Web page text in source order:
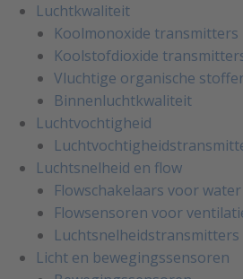
Luchtkwaliteit
Koolmonoxide transmitters
Koolstofdioxide
Vluchtige organische
Binnenluchtkwaliteit
Luchtvochtigheid
Luchtsnelheid en flow
Flowschakelaars voor water
Flowsensoren voor
Luchtsnelheidstransmitters
Licht en bewegingssensoren